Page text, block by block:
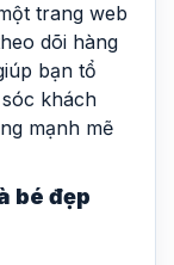
trang web
dõi hàng
bạn tổ
khách
mạnh mẽ
bé đẹp